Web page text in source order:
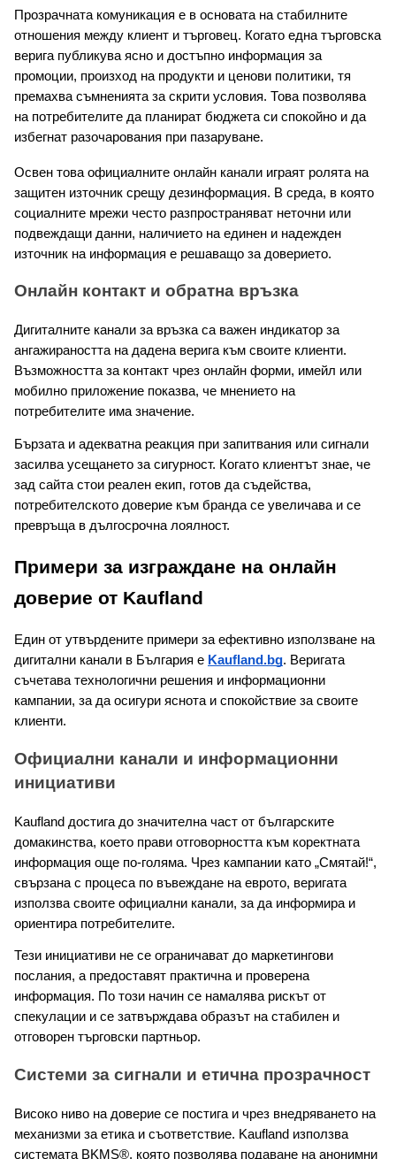
Прозрачната комуникация е в основата на стабилните
отношения между клиент и търговец. Когато една търговска
верига публикува ясно и достъпно информация за
промоции, произход на продукти и ценови политики, тя
премахва съмненията за скрити условия. Това позволява
на потребителите да планират бюджета си спокойно и да
избегнат разочарования при пазаруване.
Освен това официалните онлайн канали играят ролята на
защитен източник срещу дезинформация. В среда, в която
социалните мрежи често разпространяват неточни или
подвеждащи данни, наличието на единен и надежден
източник на информация е решаващо за доверието.
Онлайн контакт и обратна връзка
Дигиталните канали за връзка са важен индикатор за
ангажираността на дадена верига към своите клиенти.
Възможността за контакт чрез онлайн форми, имейл или
мобилно приложение показва, че мнението на
потребителите има значение.
Бързата и адекватна реакция при запитвания или сигнали
засилва усещането за сигурност. Когато клиентът знае, че
зад сайта стои реален екип, готов да съдейства,
потребителското доверие към бранда се увеличава и се
превръща в дългосрочна лоялност.
Примери за изграждане на онлайн
доверие от Kaufland
Един от утвърдените примери за ефективно използване на
дигитални канали в България е Kaufland.bg. Веригата
съчетава технологични решения и информационни
кампании, за да осигури яснота и спокойствие за своите
клиенти.
Официални канали и информационни
инициативи
Kaufland достига до значителна част от българските
домакинства, което прави отговорността към коректната
информация още по-голяма. Чрез кампании като „Смятай!“,
свързана с процеса по въвеждане на еврото, веригата
използва своите официални канали, за да информира и
ориентира потребителите.
Тези инициативи не се ограничават до маркетингови
послания, а предоставят практична и проверена
информация. По този начин се намалява рискът от
спекулации и се затвърждава образът на стабилен и
отговорен търговски партньор.
Системи за сигнали и етична прозрачност
Високо ниво на доверие се постига и чрез внедряването на
механизми за етика и съответствие. Kaufland използва
системата BKMS®, която позволява подаване на анонимни